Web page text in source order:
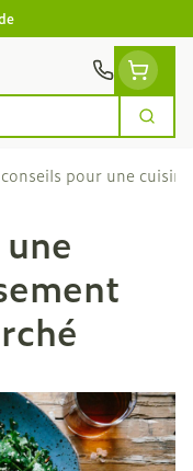
conseils pour une